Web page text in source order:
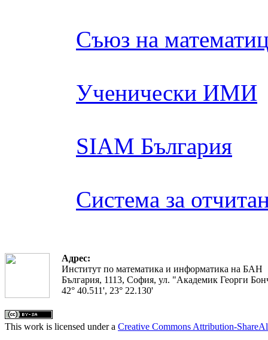
Съюз на
Ученически ИМИ
SIAM България
Система за
Адрес:
Институт по математика и информатика на БАН
България, 1113, София, ул. "Академик Георги
42° 40.511', 23° 22.130'
This work is licensed under a Creative Commons Attribution-